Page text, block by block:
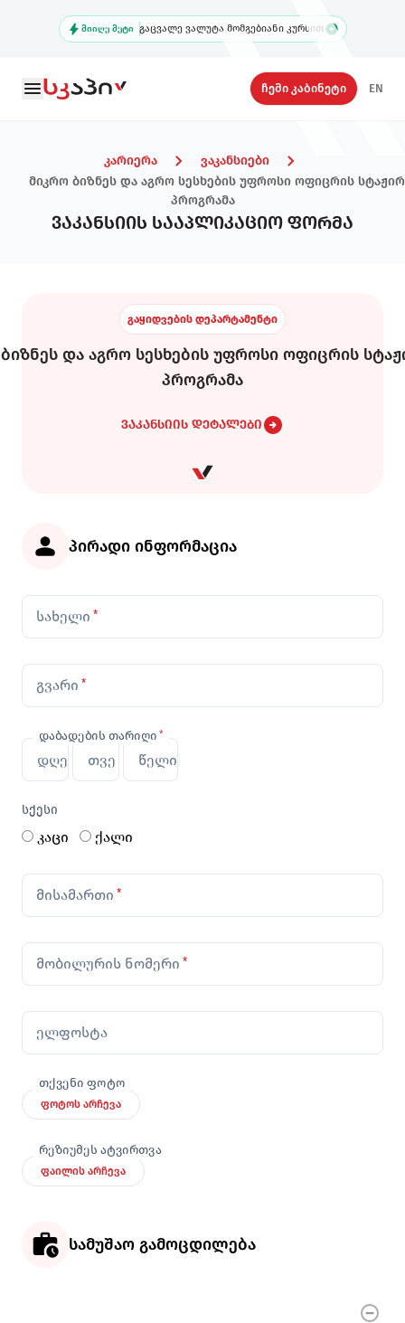
content
ᲛᲘᲘᲦᲔ ᲛᲔᲢᲘ გაცვალე ვალუტა მომგებიანი კურსით
Secondary
Navigation
ჩემი კაბინეტი EN
კარიერა
ვაკანსიები
მიკრო ბიზნეს და აგრო სესხების უფროსი ოფიცრის
პროგრამა
ვაკანსიის სააპლიკაციო ფორმა
პირადი ინფორმაცია
სახელი *
გვარი *
დაბადების
თარიღი:
დაბადების
თარიღი:
დაბადების
თარიღი:
დაბადების თარიღი *
სქესი
კაცი ქალი
მისამართი *
მობილურის ნომერი *
ელფოსტა
ფოტოს არჩევა
თქვენი ფოტო
ფაილის არჩევა
რეზიუმეს ატვირთვა
სამუშაო გამოცდილება
გაყიდვების დეპარტამენტი
და აგრო სესხების უფროსი ოფიცრის
პროგრამა
ვაკანსიის დეტალები